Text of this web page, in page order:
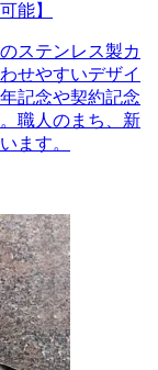
能】
ステンレス製カ
せやすいデザイ
記念や契約記念
職人のまち、新
ます。